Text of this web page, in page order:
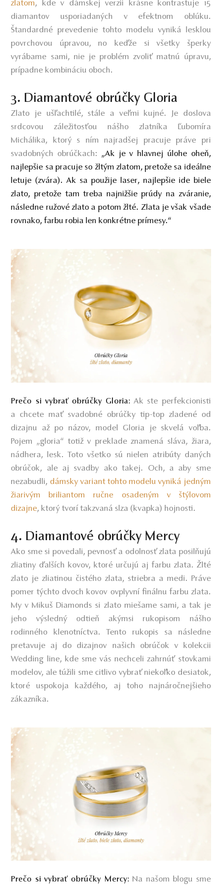
zlatom, kde v dámskej verzii krásne kontrastuje 15
diamantov usporiadaných v efektnom oblúku.
Štandardné prevedenie tohto modelu vyniká lesklou
povrchovou úpravou, no keďže si všetky šperky
vyrábame sami, nie je problém zvoliť matnú úpravu,
prípadne kombináciu oboch.
3. Diamantové obrúčky Gloria
Zlato je ušľachtilé, stále a veľmi kujné. Je doslova
srdcovou záležitosťou nášho zlatníka Ľubomíra
Michálika, ktorý s ním najradšej pracuje práve pri
svadobných obrúčkach: „Ak je v hlavnej úlohe oheň,
najlepšie sa pracuje so žltým zlatom, pretože sa ideálne
letuje (zvára). Ak sa použije laser, najlepšie ide biele
zlato, pretože tam treba najnižšie prúdy na zváranie,
následne ružové zlato a potom žlté. Zlata je však všade
rovnako, farbu robia len konkrétne prímesy.“
Prečo si vybrať obrúčky Gloria: Ak ste perfekcionisti
a chcete mať svadobné obrúčky tip-top zladené od
dizajnu až po názov, model Gloria je skvelá voľba.
Pojem „gloria“ totiž v preklade znamenásláva, žiara,
nádhera, lesk. Toto všetko sú nielen atribúty daných
obrúčok, ale aj svadby ako takej. Och, a aby sme
nezabudli, dámsky variant tohto modelu vyniká jedným
žiarivým briliantom ručne osadeným v štýlovom
dizajne, ktorý tvorí takzvaná slza (kvapka) hojnosti.
4. Diamantové obrúčky Mercy
Ako sme si povedali, pevnosť a odolnosť zlata posilňujú
zliatiny ďalších kovov, ktoré určujú aj farbu zlata. Žlté
zlato je zliatinou čistého zlata, striebra a medi. Práve
pomer týchto dvoch kovov ovplyvní finálnu farbu zlata.
My v Mikuš Diamonds si zlato miešame sami, a tak je
jeho výsledný odtieň akýmsi rukopisom nášho
rodinného klenotníctva. Tento rukopis sa následne
pretavuje aj do dizajnov našich obrúčok v kolekcii
Wedding line, kde sme vás nechceli zahrnúť stovkami
modelov, ale túžili sme citlivo vybrať niekoľko desiatok,
ktoré uspokoja každého, aj toho najnáročnejšieho
zákazníka.
Prečo si vybrať obrúčky Mercy: Na našom blogu sme